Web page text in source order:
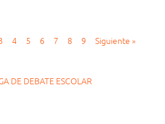
4 5 6 7 8 9 Siguiente »